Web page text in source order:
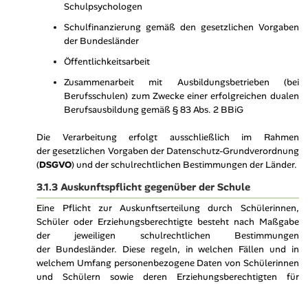
Schulpsychologen
Schulfinanzierung gemäß den gesetzlichen Vorgaben
der Bundesländer
Öffentlichkeitsarbeit
Zusammenarbeit mit Ausbildungsbetrieben (bei
Berufsschulen) zum Zwecke einer erfolgreichen dualen
Berufsausbildung gemäß § 83 Abs. 2 BBiG
Die Verarbeitung erfolgt ausschließlich im Rahmen
der gesetzlichen Vorgaben der Datenschutz-Grundverordnung
(DSGVO) und der schulrechtlichen Bestimmungen der Länder.
3.1.3 Auskunftspflicht gegenüber der Schule
Eine Pflicht zur Auskunftserteilung durch Schülerinnen,
Schüler oder Erziehungsberechtigte besteht nach Maßgabe
der jeweiligen schulrechtlichen Bestimmungen
der Bundesländer. Diese regeln, in welchen Fällen und in
welchem Umfang personenbezogene Daten von Schülerinnen
und Schülern sowie deren Erziehungsberechtigten für